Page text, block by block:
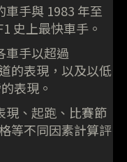
手與 1983 年至
史上最快車手。
車手以超過
的表現，以及以低
表現。
現、起跑、比賽節
等不同因素計算評